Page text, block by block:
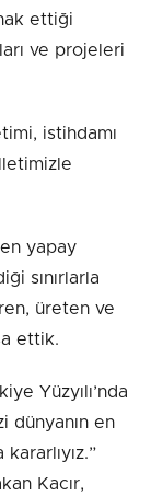
ettiği
ve projeleri
istihdamı
yapay
sınırlarla
üreten ve
ettik.
Yüzyılı’nda
dünyanın en
Kacır,